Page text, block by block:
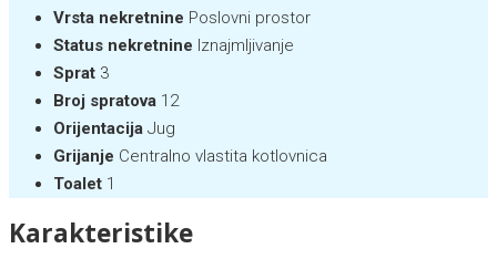
Vrsta nekretnine Poslovni prostor
Status nekretnine Iznajmljivanje
Sprat 3
Broj spratova 12
Orijentacija Jug
Grijanje Centralno vlastita kotlovnica
Toalet 1
Karakteristike